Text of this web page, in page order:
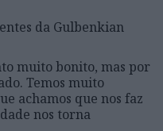
da Gulbenkian
muito bonito, mas por
Temos muito
achamos que nos faz
nos torna